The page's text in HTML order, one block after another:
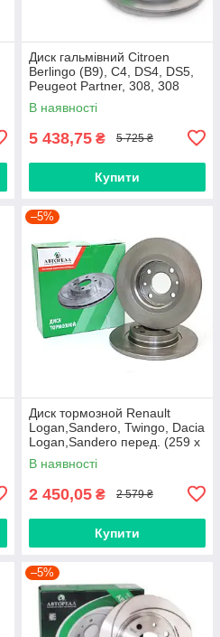
Диск гальмівний Citroen
Berlingo (B9), С4, DS4, DS5,
Peugeot Partner, 308, 308
зад. (комплект. 2шт.)
[АвтоРеал]
В наявності
5 438,75 ₴ 5 725 ₴
Купити
–5%
Диск тормозной Renault
Logan,Sandero, Twingo, Dacia
Logan,Sandero перед. (259 х
12 / компл. 2шт.) [АвтоРеал]
В наявності
2 450,05 ₴ 2 579 ₴
Купити
–5%